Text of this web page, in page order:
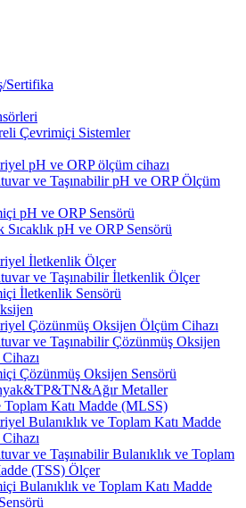
Sertifika
Çevrimiçi Sistemler
pH ve ORP ölçüm cihazı
ve Taşınabilir pH ve ORP Ölçüm
pH ve ORP Sensörü
Sıcaklık pH ve ORP Sensörü
İletkenlik Ölçer
ve Taşınabilir İletkenlik Ölçer
İletkenlik Sensörü
Çözünmüş Oksijen Ölçüm Cihazı
ve Taşınabilir Çözünmüş Oksijen
Çözünmüş Oksijen Sensörü
Metaller
Toplam Katı Madde (MLSS)
Bulanıklık ve Toplam Katı Madde
ve Taşınabilir Bulanıklık ve Toplam
(TSS) Ölçer
Bulanıklık ve Toplam Katı Madde